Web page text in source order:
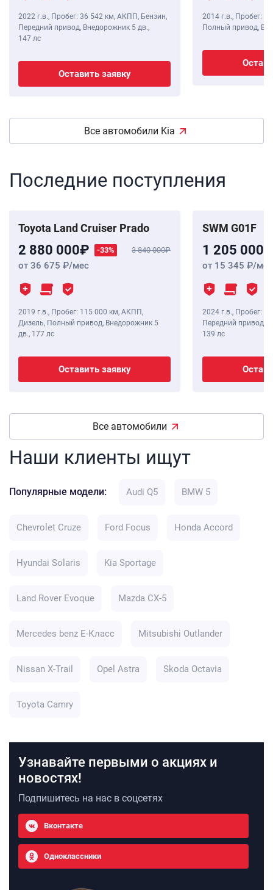
2022 г.в., Пробег: 36 542 км, АКПП, Бензин,
Передний привод, Внедорожник 5 дв.,
147 лс
Оставить заявку
2014 г.в., Пробег:
Полный привод,
Все автомобили Kia
Последние поступления
Toyota Land Cruiser Prado
2 880 000 -33% 3 840 000
от 36 675 /мес
2019 г.в., Пробег: 115 000 км, АКПП,
Дизель, Полный привод, Внедорожник 5
дв., 177 лс
Оставить заявку
SWM G01F
1 205 000
от 15 345 /мес
2024 г.в., Пробег: 8
Передний привод,
139 лс
Все автомобили
Наши клиенты ищут
Популярные модели: Audi Q5 BMW 5
Chevrolet Cruze Ford Focus Honda Accord
Hyundai Solaris Kia Sportage
Land Rover Evoque Mazda CX-5
Mercedes benz E-Класс Mitsubishi Outlander
Nissan X-Trail Opel Astra Skoda Octavia
Toyota Camry
Узнавайте первыми о акциях и
новостях!
Подпишитесь на нас в соцсетях
Вконтакте
Одноклассники